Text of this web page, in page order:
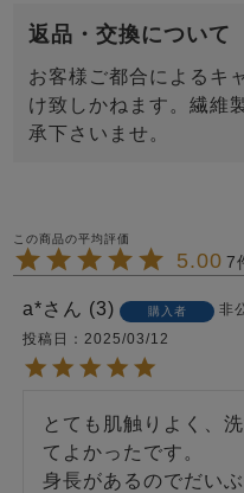
返品・交換について
お客様ご都合によるキ
け致しかねます。繊維
承下さいませ。
5.00 7
a* 3 購入者
非
投稿日
2025/03/12
とても肌触りよく、
てよかったです。
身長があるのでだい